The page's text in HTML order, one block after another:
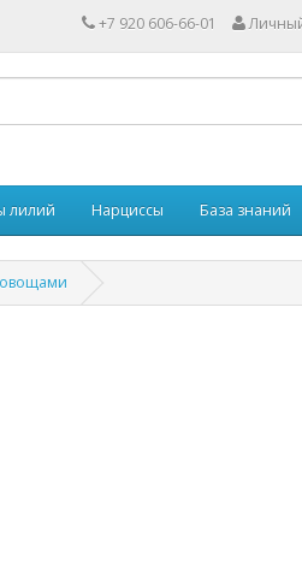
+7 920 606-66-01
лилий Нарциссы База знаний
овощами